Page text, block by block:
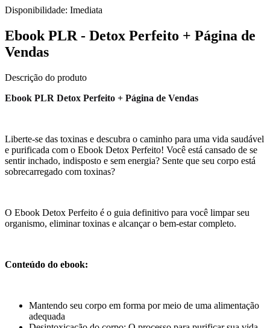
Disponibilidade: Imediata
Ebook PLR - Detox Perfeito + Página de
Vendas
Descrição do produto
Ebook PLR Detox Perfeito + Página de Vendas
Liberte-se das toxinas e descubra o caminho para uma vida saudável
e purificada com o Ebook Detox Perfeito! Você está cansado de se
sentir inchado, indisposto e sem energia? Sente que seu corpo está
sobrecarregado com toxinas?
O Ebook Detox Perfeito é o guia definitivo para você limpar seu
organismo, eliminar toxinas e alcançar o bem-estar completo.
Conteúdo do ebook:
Mantendo seu corpo em forma por meio de uma alimentação
adequada